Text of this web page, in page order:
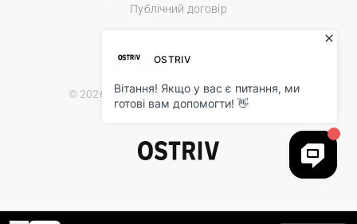
Публічний договір
© 2026 Ostriv.ua Store. All Rights Reserved.